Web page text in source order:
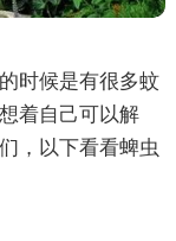
时候是有很多蚊
着自己可以解
，以下看看蜱虫